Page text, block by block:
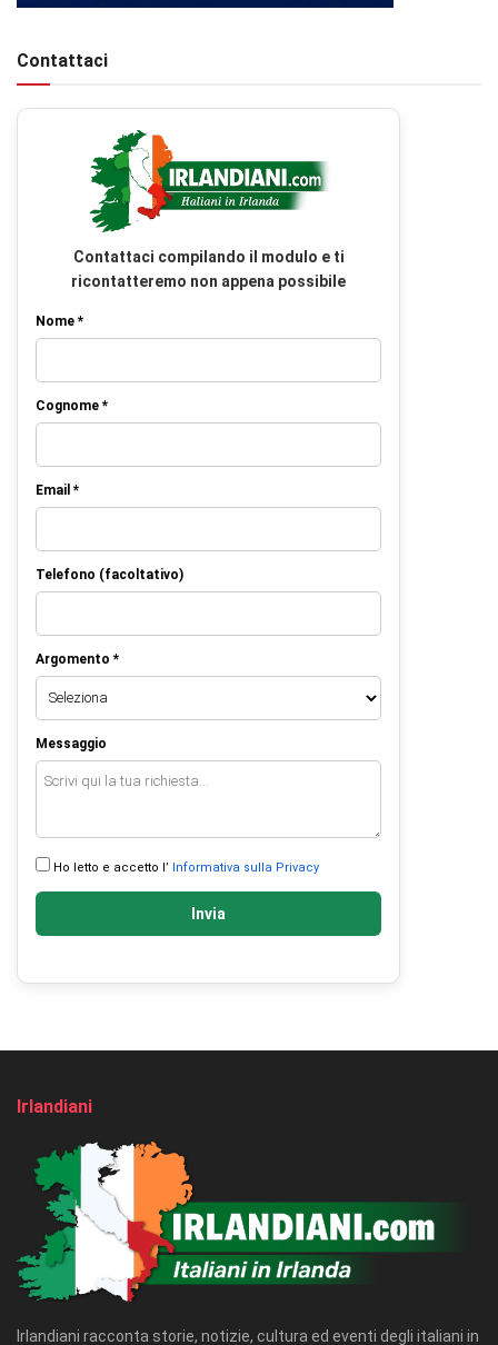
Contattaci
Contattaci compilando il modulo e ti
ricontatteremo non appena possibile
Nome *
Cognome *
Email *
Telefono (facoltativo)
Argomento *
Messaggio
Ho letto e accetto l’ Informativa sulla Privacy
Invia
Irlandiani
Irlandiani racconta storie, notizie, cultura ed eventi degli italiani in